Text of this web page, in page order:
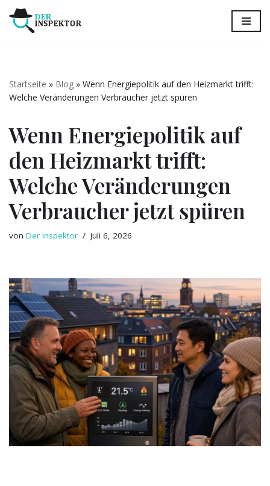
Startseite » Blog » Wenn Energiepolitik auf den Heizmarkt trifft:
Welche Veränderungen Verbraucher jetzt spüren
Wenn Energiepolitik auf
den Heizmarkt trifft:
Welche Veränderungen
Verbraucher jetzt spüren
von Der Inspektor Juli 6, 2026